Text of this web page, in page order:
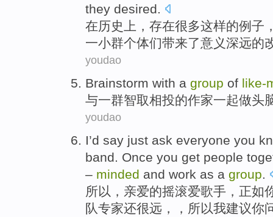
they desired.
在历史上 ， 存在很多这样的例子
一小群个体们带来了意义深远的
youdao
Brainstorm with a group of like-
与一群智取相投的作家一起做头
youdao
I’d say just ask everyone you
band. Once you get people
– minded and work as a group.
所以，亲爱的摇滚爱歌手， 正如
队专家还很远，，所以我建议你